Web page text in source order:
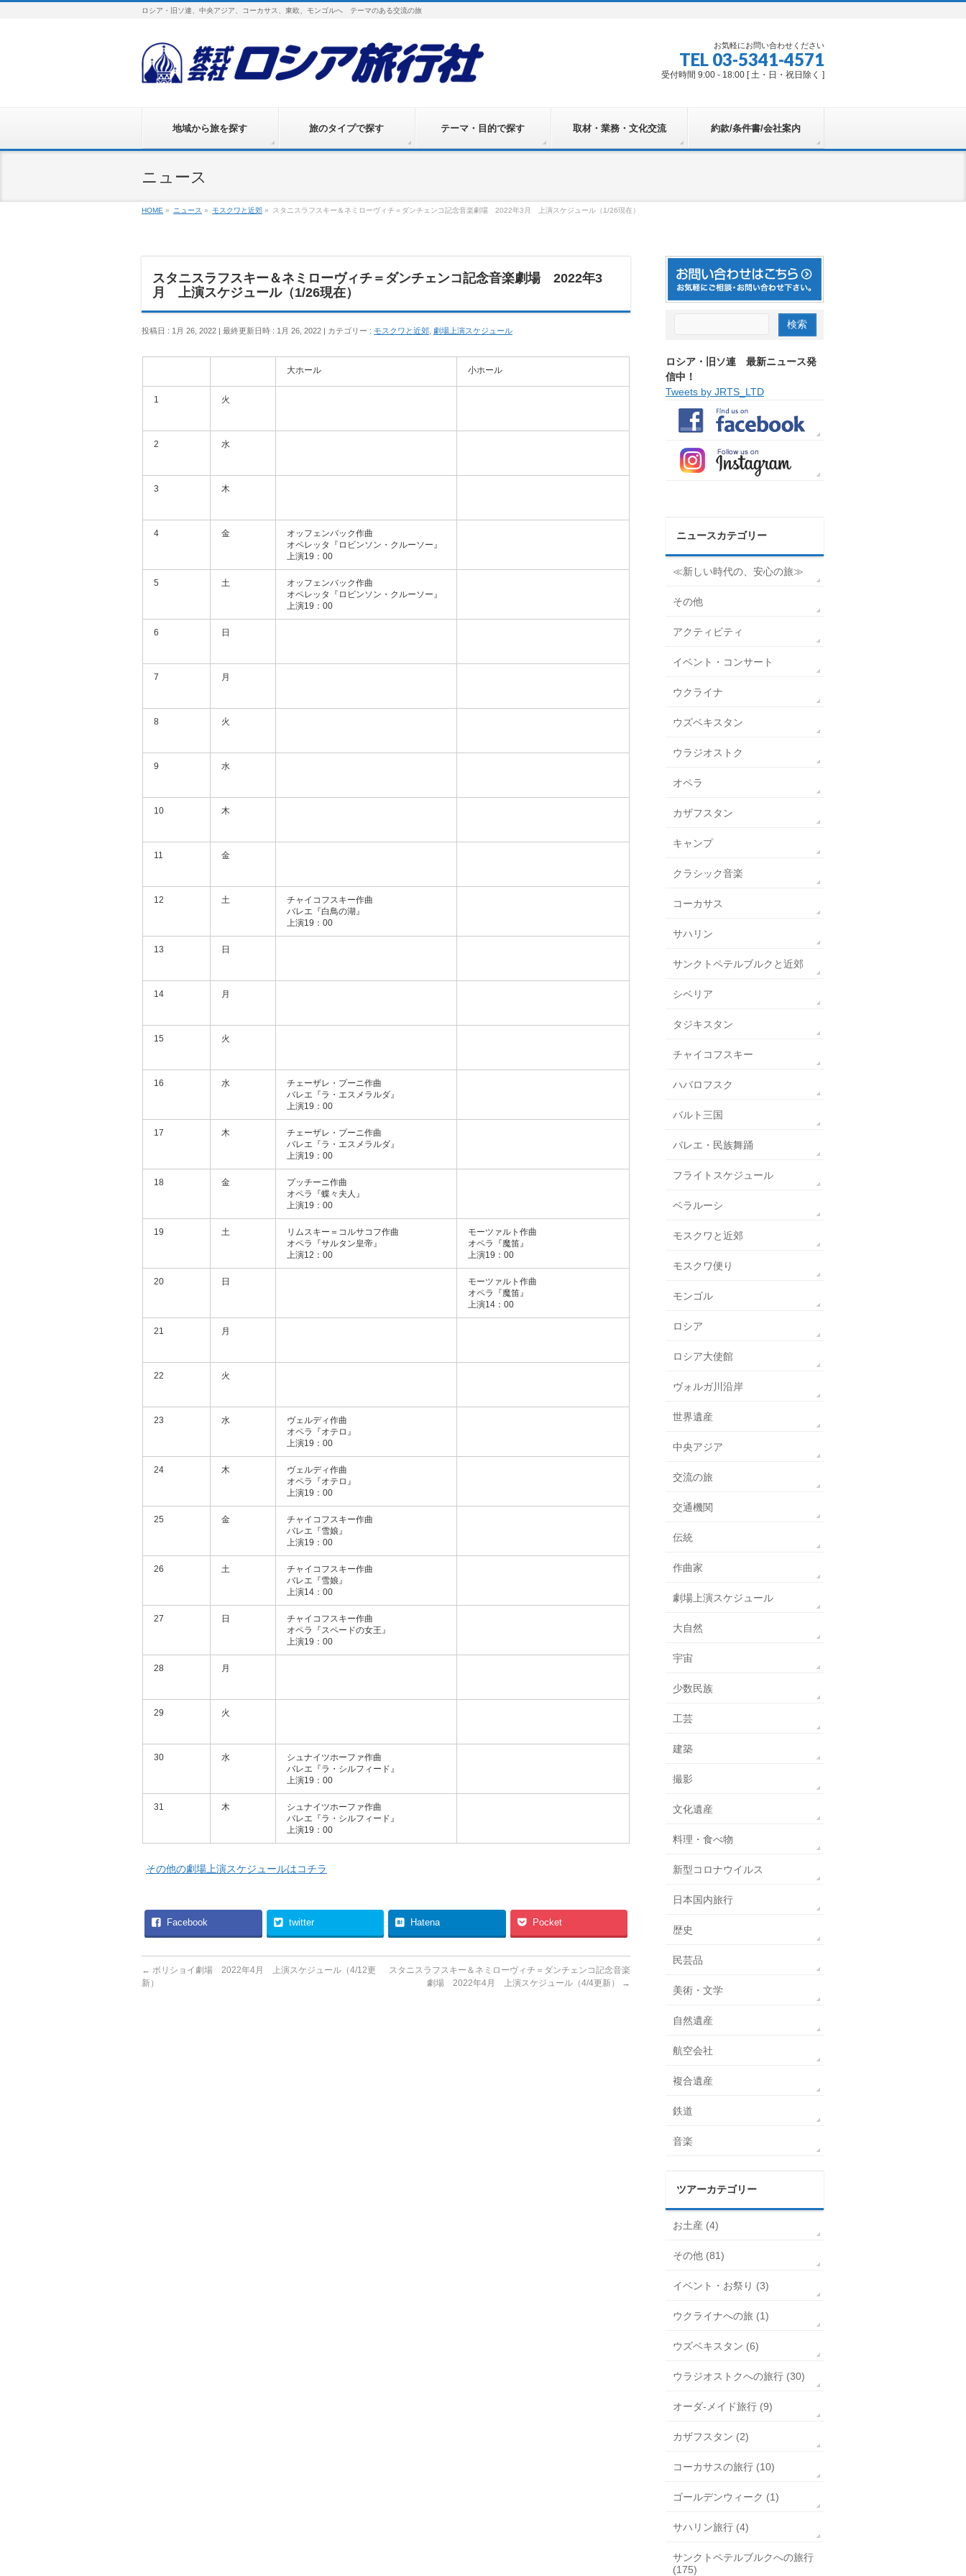
ロシア・旧ソ連、中央アジア、コーカサス、東欧、モンゴルへ テーマのある交流の旅
お気軽にお問い合わせください
TEL 03-5341-4571
受付時間 9:00 - 18:00 [ 土・日・祝日除く ]
地域から旅を探す 旅のタイプで探す テーマ・目的で探す 取材・業務・文化交流 約款/条件書/会社案内
ニュース
HOME » ニュース » モスクワと近郊 » スタニスラフスキー＆ネミローヴィチ＝ダンチェンコ記念音楽劇場 2022年3月 上演スケジュール（1/26現在）
スタニスラフスキー＆ネミローヴィチ＝ダンチェンコ記念音楽劇場 2022年3
月 上演スケジュール（1/26現在）
投稿日 : 1月 26, 2022 最終更新日時 : 1月 26, 2022 カテゴリー : モスクワと近郊 劇場上演スケジュール
大ホール 小ホール
1 火
2 水
3 木
4 金
オッフェンバック作曲
オペレッタ『ロビンソン・クルーソー』
上演19：00
5 土
オッフェンバック作曲
オペレッタ『ロビンソン・クルーソー』
上演19：00
6 日
7 月
8 火
9 水
10 木
11 金
12 土
チャイコフスキー作曲
バレエ『白鳥の湖』
上演19：00
13 日
14 月
15 火
16 水
チェーザレ・プーニ作曲
バレエ『ラ・エスメラルダ』
上演19：00
17 木
チェーザレ・プーニ作曲
バレエ『ラ・エスメラルダ』
上演19：00
18 金
プッチーニ作曲
オペラ『蝶々夫人』
上演19：00
19 土
リムスキー＝コルサコフ作曲
オペラ『サルタン皇帝』
上演12：00
モーツァルト作曲
オペラ『魔笛』
上演19：00
20 日
モーツァルト作曲
オペラ『魔笛』
上演14：00
21 月
22 火
23 水
ヴェルディ作曲
オペラ『オテロ』
上演19：00
24 木
ヴェルディ作曲
オペラ『オテロ』
上演19：00
25 金
チャイコフスキー作曲
バレエ『雪娘』
上演19：00
26 土
チャイコフスキー作曲
バレエ『雪娘』
上演14：00
27 日
チャイコフスキー作曲
オペラ『スペードの女王』
上演19：00
28 月
29 火
30 水
シュナイツホーファ作曲
バレエ『ラ・シルフィード』
上演19：00
31 木
シュナイツホーファ作曲
バレエ『ラ・シルフィード』
上演19：00
その他の劇場上演スケジュールはコチラ
Facebook twitter Hatena Pocket
← ボリショイ劇場 2022年4月 上演スケジュール（4/12更
新）
スタニスラフスキー＆ネミローヴィチ＝ダンチェンコ記念音楽
劇場 2022年4月 上演スケジュール（4/4更新）
→
ロシア・旧ソ連 最新ニュース発
信中！
Tweets by JRTS_LTD
ニュースカテゴリー
≪新しい時代の、安心の旅≫
その他
アクティビティ
イベント・コンサート
ウクライナ
ウズベキスタン
ウラジオストク
オペラ
カザフスタン
キャンプ
クラシック音楽
コーカサス
サハリン
サンクトペテルブルクと近郊
シベリア
タジキスタン
チャイコフスキー
ハバロフスク
バルト三国
バレエ・民族舞踊
フライトスケジュール
ベラルーシ
モスクワと近郊
モスクワ便り
モンゴル
ロシア
ロシア大使館
ヴォルガ川沿岸
世界遺産
中央アジア
交流の旅
交通機関
伝統
作曲家
劇場上演スケジュール
大自然
宇宙
少数民族
工芸
建築
撮影
文化遺産
料理・食べ物
新型コロナウイルス
日本国内旅行
歴史
民芸品
美術・文学
自然遺産
航空会社
複合遺産
鉄道
音楽
ツアーカテゴリー
お土産 (4)
その他 (81)
イベント・お祭り (3)
ウクライナへの旅 (1)
ウズベキスタン (6)
ウラジオストクへの旅行 (30)
オーダ-メイド旅行 (9)
カザフスタン (2)
コーカサスの旅行 (10)
ゴールデンウィーク (1)
サハリン旅行 (4)
サンクトペテルブルクへの旅行
(175)